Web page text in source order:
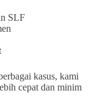
SLF
kasus, kami
cepat dan minim